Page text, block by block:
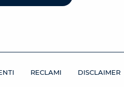
RECLAMI DISCLAIMER